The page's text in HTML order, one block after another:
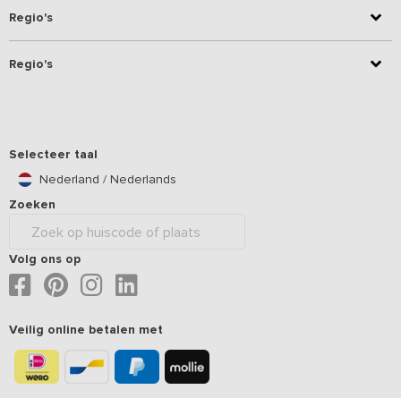
Regio's
Regio's
Selecteer taal
Nederland / Nederlands
Zoeken
Volg ons op
Veilig online betalen met